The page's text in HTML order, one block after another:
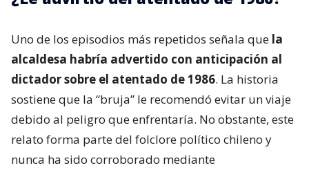
Uno de los episodios más repetidos señala que la
alcaldesa habría advertido con anticipación al
dictador sobre el atentado de 1986. La historia
sostiene que la “bruja” le recomendó evitar un viaje
debido al peligro que enfrentaría. No obstante, este
relato forma parte del folclore político chileno y
nunca ha sido corroborado mediante